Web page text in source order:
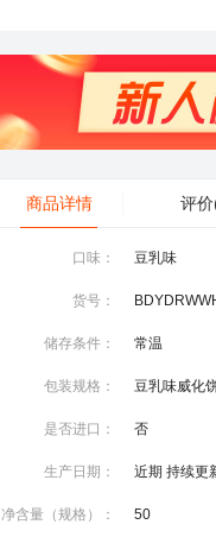
商品详情 评价
口味： 豆乳味
货号：
储存条件： 常温
包装规格：
是否进口： 否
生产日期： 近期 持续更
净含量（规格）： 50